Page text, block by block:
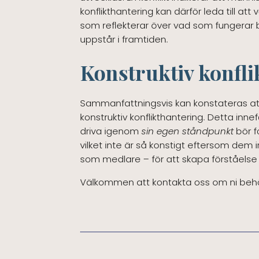
konflikthantering kan därför leda till att
som reflekterar över vad som
uppstår i framtiden.
Konstruktiv
Sammanfattningsvis kan konstateras
konstruktiv konflikthantering. Detta
driva igenom sin egen ståndpunktbör
vilket inte är så konstigt eftersom
som medlare – för att skapa
Välkommen att kontakta oss om ni